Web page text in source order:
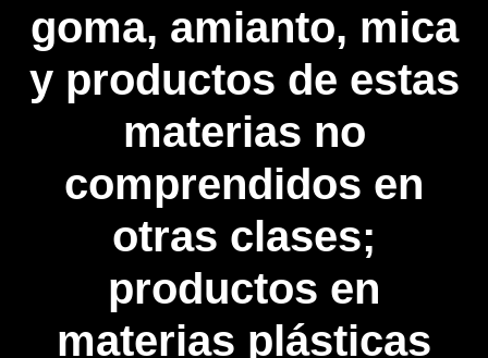
goma, amianto, mica
y productos de estas
materias no
comprendidos en
otras clases;
productos en
materias plásticas